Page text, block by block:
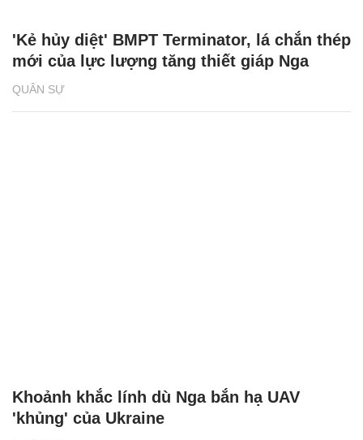
QUÂN SỰ
'Kẻ hủy diệt' BMPT Terminator, lá chắn thép
mới của lực lượng tăng thiết giáp Nga
Khoảnh khắc lính dù Nga bắn hạ UAV
'khủng' của Ukraine